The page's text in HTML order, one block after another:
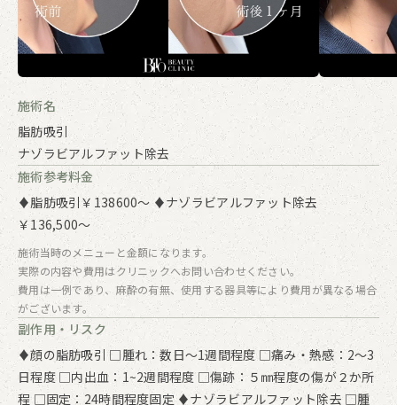
施術名
脂肪吸引
ナゾラビアルファット除去
施術参考料金
♦脂肪吸引￥138600～ ♦ナゾラビアルファット除去
￥136,500～
施術当時のメニューと金額になります。
実際の内容や費用はクリニックへお問い合わせください。
費用は一例であり、麻酔の有無、使用する器具等により費用が異なる場合
がございます。
副作用・リスク
♦顔の脂肪吸引 □腫れ：数日～1週間程度 □痛み・熱感：2～3
日程度 □内出血：1~2週間程度 □傷跡：５㎜程度の傷が２か所
程 □固定：24時間程度固定 ♦ナゾラビアルファット除去 □腫